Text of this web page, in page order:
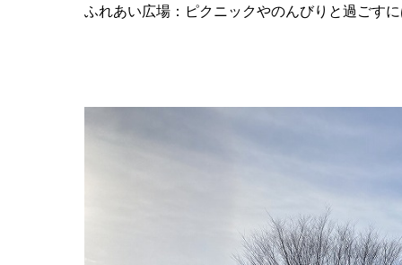
ふれあい広場：ピクニックやのんびりと過ごす